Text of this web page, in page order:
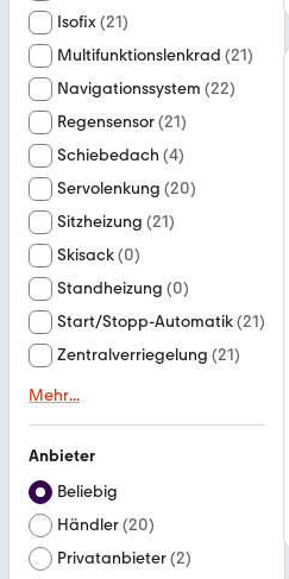
Isofix(21)
Multifunktionslenkrad (21)
Navigationssystem (22)
Regensensor(21)
Schiebedach (4)
Servolenkung (20)
Sitzheizung (21)
Skisack(0)
Standheizung (0)
Start/Stopp-Automatik(21)
Zentralverriegelung (21)
Mehr...
Anbieter
Beliebig
Händler(20)
Privatanbieter(2)